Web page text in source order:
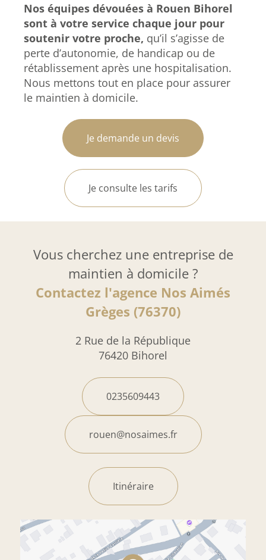
Nos équipes dévouées à Rouen Bihorel
sont à votre service chaque jour pour
soutenir votre proche, qu’il s’agisse de
perte d’autonomie, de handicap ou de
rétablissement après une hospitalisation.
Nous mettons tout en place pour assurer
le maintien à domicile.
Je demande un devis
Je consulte les tarifs
Vous cherchez une entreprise de
maintien à domicile ?
Contactez l'agence Nos Aimés
Grèges (76370)
2 Rue de la République
76420 Bihorel
0235609443
rouen@nosaimes.fr
Itinéraire